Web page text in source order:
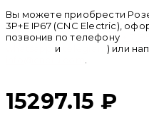
Вы можете приобрести
3P+E IP67 (CNC Electric),
позвонив по телефону
и
) или
15297.15 ₽